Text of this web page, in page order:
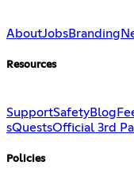
AboutJobsBranding
Resources
SupportSafetyBlog
sQuestsOfficial 3rd
Policies